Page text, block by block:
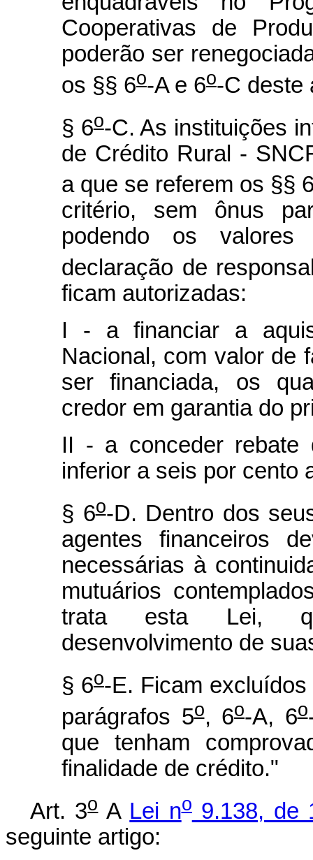
Cooperativas de
poderão ser
os §§ 6o-A e 6o-C deste
§ 6o-C. As instituições
de Crédito Rural -
a que se referem os §§
critério, sem ônus
podendo os valores
declaração de
ficam autorizadas:
I - a financiar a
Nacional, com valor de
ser financiada, os
credor em garantia do
II - a conceder rebate
inferior a seis por cento
§ 6o-D. Dentro dos
agentes financeiros
necessárias à
mutuários
trata esta Lei,
desenvolvimento de
§ 6o-E. Ficam
parágrafos 5o, 6o-A, 6o
que tenham
finalidade de crédito."
Art. 3oA Lei no9.138, de
seguinte artigo: